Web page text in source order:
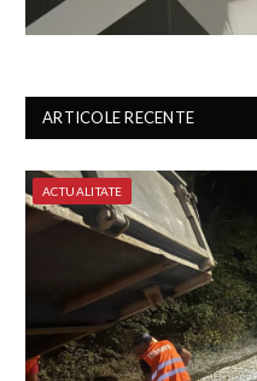
ARTICOLE RECENTE
ACTUALITATE